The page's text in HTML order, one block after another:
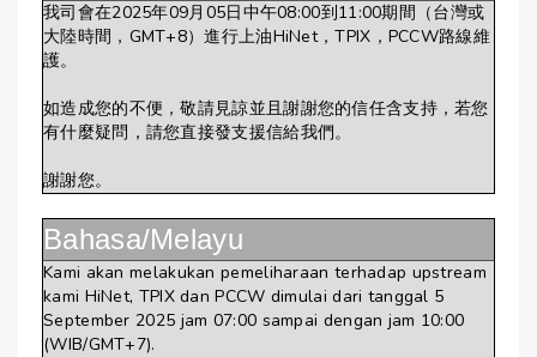
我司會在2025年09月05日中午08:00到11:00期間（台灣或
大陸時間，GMT+8）進行上油HiNet，TPIX，PCCW路線維
護。
如造成您的不便，敬請見諒並且謝謝您的信任含支持，若您
有什麼疑問，請您直接發支援信給我們。
謝謝您。
Bahasa/Melayu
Kami akan melakukan pemeliharaan terhadap upstream
kami HiNet, TPIX dan PCCW dimulai dari tanggal 5
September 2025 jam 07:00 sampai dengan jam 10:00
(WIB/GMT+7).